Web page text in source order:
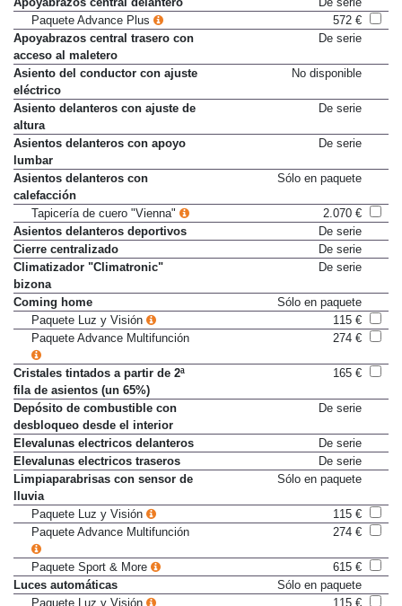
Paquete Advance Plus
572 €
Apoyabrazos central trasero con
acceso al maletero
De serie
Asiento del conductor con ajuste
eléctrico
No disponible
Asiento delanteros con ajuste de
altura
De serie
Asientos delanteros con apoyo
lumbar
De serie
Asientos delanteros con
calefacción
Sólo en paquete
Tapicería de cuero "Vienna"
2.070 €
Asientos delanteros deportivos
De serie
Cierre centralizado
De serie
Climatizador "Climatronic"
bizona
De serie
Coming home
Sólo en paquete
Paquete Luz y Visión
115 €
Paquete Advance Multifunción
274 €
Cristales tintados a partir de 2ª
fila de asientos (un 65%)
165 €
Depósito de combustible con
desbloqueo desde el interior
De serie
Elevalunas electricos delanteros
De serie
Elevalunas electricos traseros
De serie
Limpiaparabrisas con sensor de
lluvia
Sólo en paquete
Paquete Luz y Visión
115 €
Paquete Advance Multifunción
274 €
Paquete Sport & More
615 €
Luces automáticas
Sólo en paquete
Paquete Luz y Visión
115 €